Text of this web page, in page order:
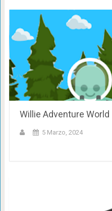
Willie Adventure World
5 Marzo, 2024